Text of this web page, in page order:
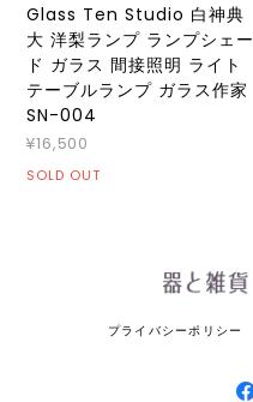
Glass Ten Studio 白神典
大 洋梨ランプ ランプシェー
ド ガラス 間接照明 ライト
テーブルランプ ガラス作家
SN-004
¥16,500
SOLD OUT
プライバシーポリシー